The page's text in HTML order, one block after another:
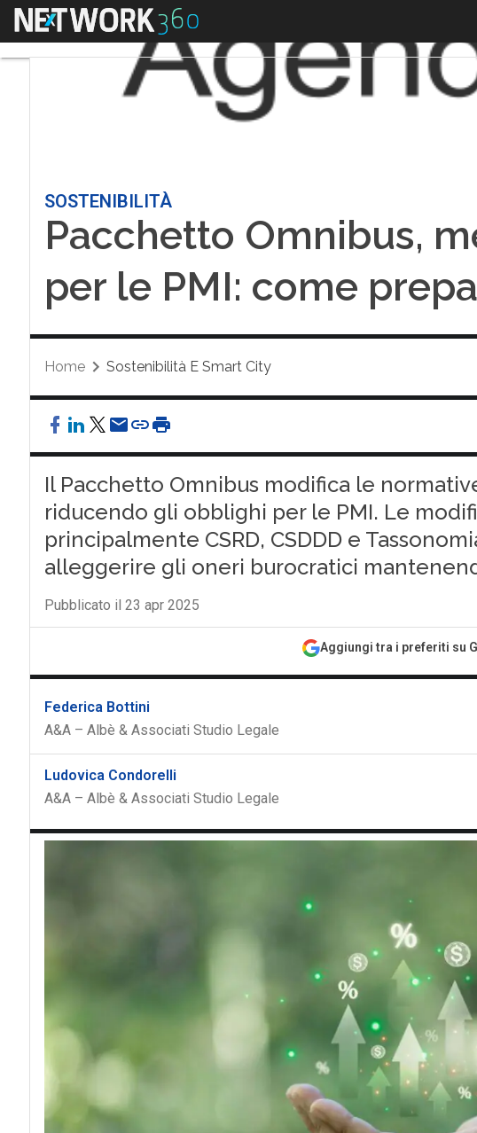
Menu
SOSTENIBILITÀ
Pacchetto Omnibus,
per le PMI: come
Home Sostenibilità E Smart City
Il Pacchetto Omnibus modifica le
riducendo gli obblighi per le PMI. Le
principalmente CSRD, CSDDD e
alleggerire gli oneri burocratici
Pubblicato il 23 apr 2025
Aggiungi tra i preferiti su
Federica Bottini
A&A – Albè & Associati Studio Legale
Ludovica Condorelli
A&A – Albè & Associati Studio Legale